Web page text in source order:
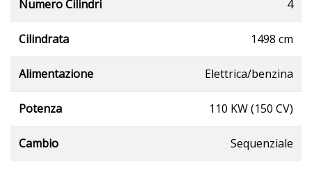
Numero Cilindri 4
Cilindrata 1498 cm
Alimentazione Elettrica/benzina
Potenza 110 KW (150 CV)
Cambio Sequenziale